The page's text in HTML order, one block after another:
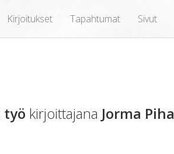
Kirjoitukset Tapahtumat Sivut
työ kirjoittajana Jorma Piha